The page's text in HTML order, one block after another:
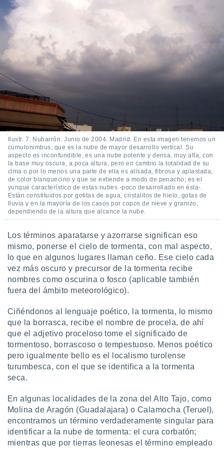
Ilustr. 7. Nubarrón. Junio de 2004. Madrid. En esta imagen tenemos un
cumulonimbus, que es la nube de mayor desarrollo vertical. Su
aspecto es inconfundible, es una nube potente y densa, muy alta, con
la base muy oscura, a poca altura, pero en cambio la totalidad de su
cima o por lo menos una parte de ella es alisada, fibrosa y aplastada,
de color blanquecino y que se extiende a modo de penacho; es el
yunque característico de estas nubes -poco desarrollado en ésta-.
Están constituidos por gotitas de agua, cristalitos de hielo, gotas de
lluvia y en la mayoría de los casos por copos de nieve y granizo,
dependiendo de la altura que alcance la nube.
Los términos aparatarse y azorrarse significan eso
mismo, ponerse el cielo de tormenta, con mal aspecto,
lo que en algunos lugares llaman ceño. Ese cielo cada
vez más oscuro y precursor de la tormenta recibe
nombres como oscurina o fosco (aplicable también
fuera del ámbito meteorológico).
Ciñéndonos al lenguaje poético, la tormenta, lo mismo
que la borrasca, recibe el nombre de procela, de ahí
que el adjetivo proceloso tome el significado de
tormentoso, borrascoso o tempestuoso. Menos poético
pero igualmente bello es el localismo turolense
turumbesca, con el que se identifica a la tormenta
seca.
En algunas localidades de la zona del Alto Tajo, como
Molina de Aragón (Guadalajara) o Calamocha (Teruel),
encontramos un término verdaderamente singular para
identificar a la nube de tormenta: el cura corbatón;
mientras que por tierras leonesas el término empleado